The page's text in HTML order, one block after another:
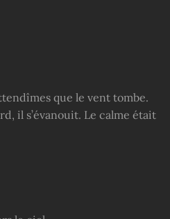
que le vent tombe.
il s’évanouit. Le calme était